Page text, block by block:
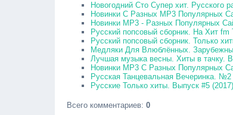
Новогодний Сто Супер хит. Русского
Новинки С Разных MP3 Популярных
Новинки MP3 - Разных Популярных
Русский попсовый сборник. На Хит fm
Русский попсовый сборник. Только
Медляки Для Влюблённых.
Лучшая музыка весны. Хиты в тачку.
Новинки MP3 С Разных Популярных
Русская Танцевальная Вечеринка. №2
Русские Только хиты. Выпуск #5
Всего комментариев: 0